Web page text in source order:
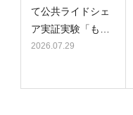
て公共ライドシェ
ア実証実験「も…
2026.07.29